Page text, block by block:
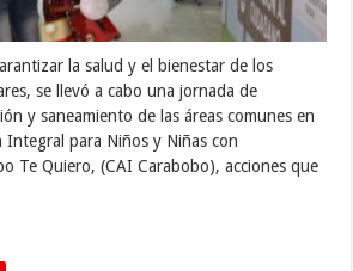
la salud y el bienestar de los
se llevó a cabo una jornada de
y saneamiento de las áreas comunes en
Integral para Niños y Niñas con
Te Quiero, (CAI Carabobo), acciones que